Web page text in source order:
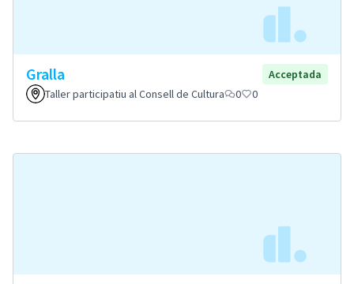
Gralla
Acceptada
Taller participatiu al Consell de Cultura
0 0